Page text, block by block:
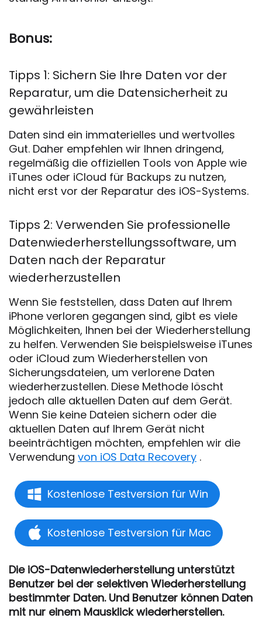
Bonus:
Tipps 1: Sichern Sie Ihre Daten vor der
Reparatur, um die Datensicherheit zu
gewährleisten
Daten sind ein immaterielles und wertvolles
Gut. Daher empfehlen wir Ihnen dringend,
regelmäßig die offiziellen Tools von Apple wie
iTunes oder iCloud für Backups zu nutzen,
nicht erst vor der Reparatur des iOS-Systems.
Tipps 2: Verwenden Sie professionelle
Datenwiederherstellungssoftware, um
Daten nach der Reparatur
wiederherzustellen
Wenn Sie feststellen, dass Daten auf Ihrem
iPhone verloren gegangen sind, gibt es viele
Möglichkeiten, Ihnen bei der Wiederherstellung
zu helfen. Verwenden Sie beispielsweise iTunes
oder iCloud zum Wiederherstellen von
Sicherungsdateien, um verlorene Daten
wiederherzustellen. Diese Methode löscht
jedoch alle aktuellen Daten auf dem Gerät.
Wenn Sie keine Dateien sichern oder die
aktuellen Daten auf Ihrem Gerät nicht
beeinträchtigen möchten, empfehlen wir die
Verwendung von iOS Data Recovery .
Kostenlose Testversion für Win
Kostenlose Testversion für Mac
Die iOS-Datenwiederherstellung unterstützt
Benutzer bei der selektiven Wiederherstellung
bestimmter Daten. Und Benutzer können Daten
mit nur einem Mausklick wiederherstellen.